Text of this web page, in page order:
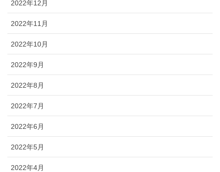
2022年12月
2022年11月
2022年10月
2022年9月
2022年8月
2022年7月
2022年6月
2022年5月
2022年4月